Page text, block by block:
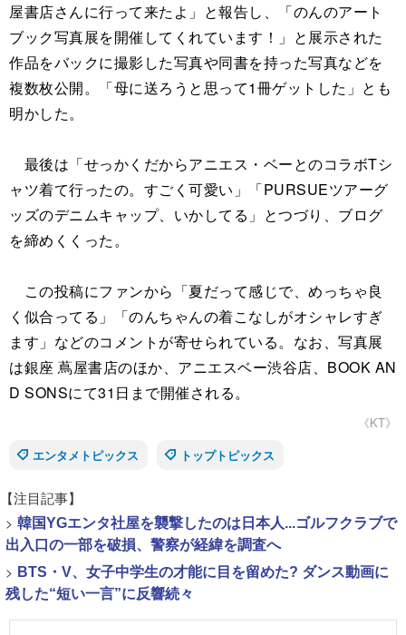
屋書店さんに行って来たよ」と報告し、「のんのアート
ブック写真展を開催してくれています！」と展示された
作品をバックに撮影した写真や同書を持った写真などを
複数枚公開。「母に送ろうと思って1冊ゲットした」とも
明かした。
最後は「せっかくだからアニエス・ベーとのコラボTシ
ャツ着て行ったの。すごく可愛い」「PURSUEツアーグ
ッズのデニムキャップ、いかしてる」とつづり、ブログ
を締めくくった。
この投稿にファンから「夏だって感じで、めっちゃ良
く似合ってる」「のんちゃんの着こなしがオシャレすぎ
ます」などのコメントが寄せられている。なお、写真展
は銀座 蔦屋書店のほか、アニエスベー渋谷店、BOOK AN
D SONSにて31日まで開催される。
《KT》
エンタメトピックス
トップトピックス
【注目記事】
> 韓国YGエンタ社屋を襲撃したのは日本人...ゴルフクラブで
出入口の一部を破損、警察が経緯を調査へ
> BTS・V、女子中学生の才能に目を留めた? ダンス動画に
残した“短い一言”に反響続々